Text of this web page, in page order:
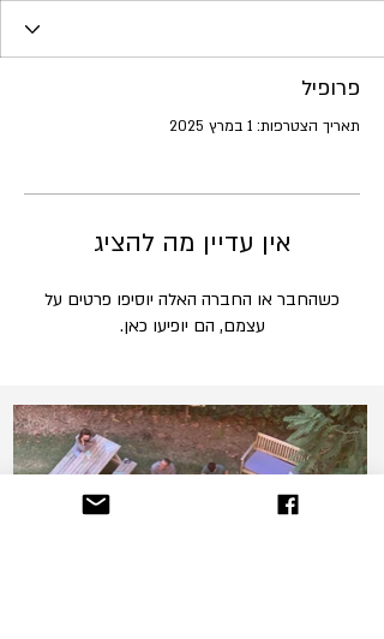
פרופיל
תאריך הצטרפות: 1 במרץ 2025
אין עדיין מה להציג
כשהחבר או החברה האלה יוסיפו פרטים על
עצמם, הם יופיעו כאן.